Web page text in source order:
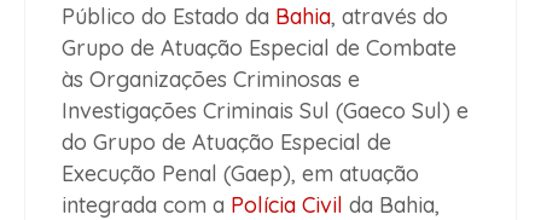
Público do Estado da Bahia, através do
Grupo de Atuação Especial de Combate
às Organizações Criminosas e
Investigações Criminais Sul (Gaeco Sul) e
do Grupo de Atuação Especial de
Execução Penal (Gaep), em atuação
integrada com a Polícia Civil da Bahia,